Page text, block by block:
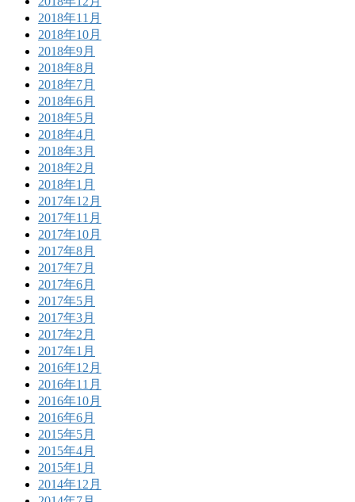
2018年11月
2018年10月
2018年9月
2018年8月
2018年7月
2018年6月
2018年5月
2018年4月
2018年3月
2018年2月
2018年1月
2017年12月
2017年11月
2017年10月
2017年8月
2017年7月
2017年6月
2017年5月
2017年3月
2017年2月
2017年1月
2016年12月
2016年11月
2016年10月
2016年6月
2015年5月
2015年4月
2015年1月
2014年12月